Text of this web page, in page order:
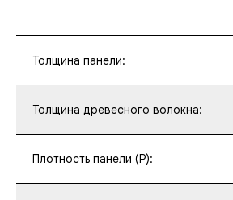
Толщина панели:
Толщина древесного волокна:
Плотность панели (P):